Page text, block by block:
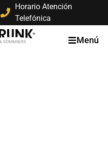
Horario Atención
Telefónica
Menú